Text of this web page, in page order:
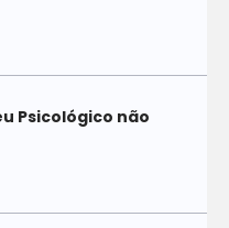
Psicológico não